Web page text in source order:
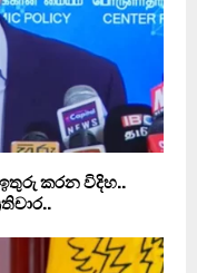
කරන විදිහ..